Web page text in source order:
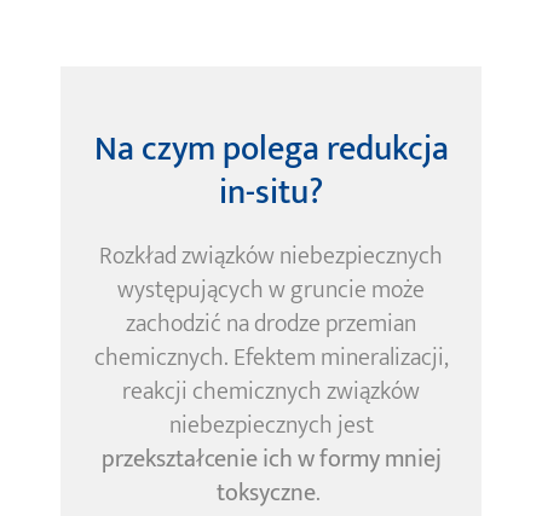
Na czym polega redukcja
in-situ?
Rozkład związków niebezpiecznych
występujących w gruncie może
zachodzić na drodze przemian
chemicznych. Efektem mineralizacji,
reakcji chemicznych związków
niebezpiecznych jest
przekształcenie ich w formy mniej
toksyczne.